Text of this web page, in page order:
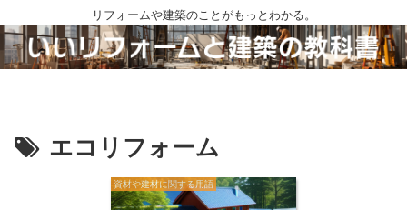
リフォームや建築のことがもっとわかる。
エコリフォーム
資材や建材に関する用語